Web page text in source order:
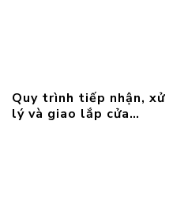
Quy trình tiếp nhận, xử
lý và giao lắp cửa